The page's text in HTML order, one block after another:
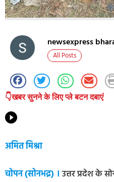
newsexpress
All Posts
👇खबर सुनने के लिए प्ले बटन दबाएं
अमित मिश्रा
चोपन (सोनभद्र) ।उत्तर प्रदेश के